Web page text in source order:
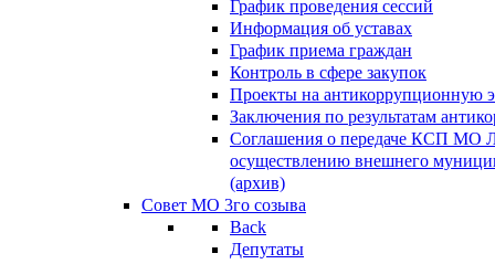
График проведения сессий
Информация об уставах
График приема граждан
Контроль в сфере закупок
Проекты на антикоррупционную
Заключения по результатам
Соглашения о передаче КСП МО
осуществлению внешнего
(архив)
Совет МО 3го созыва
Back
Депутаты